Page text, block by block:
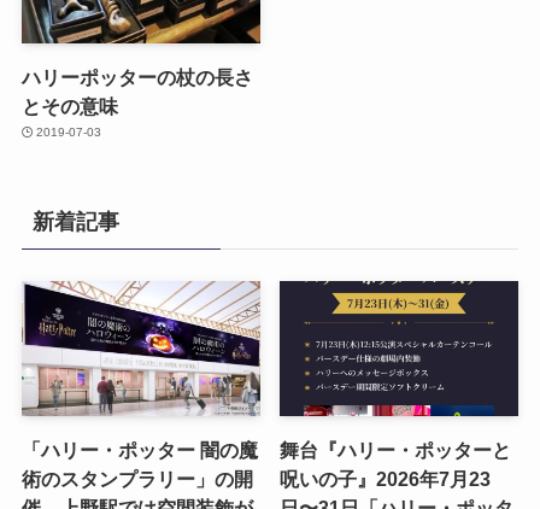
ハリーポッターの杖の長さ
とその意味
2019-07-03
新着記事
「ハリー・ポッター 闇の魔
術のスタンプラリー」の開
舞台『ハリー・ポッターと
呪いの子』2026年7月23